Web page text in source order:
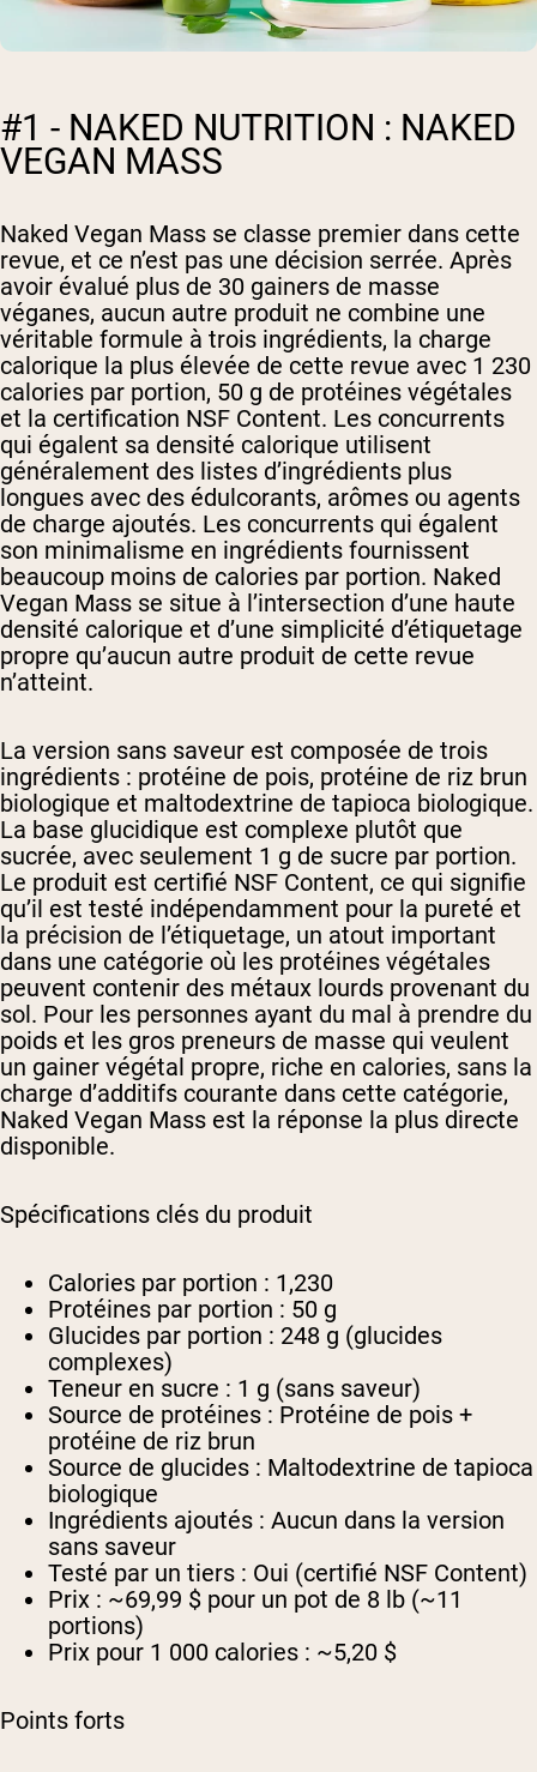
#1 - NAKED NUTRITION : NAKED
VEGAN MASS
Naked Vegan Mass se classe premier dans cette
revue, et ce n’est pas une décision serrée. Après
avoir évalué plus de 30 gainers de masse
véganes, aucun autre produit ne combine une
véritable formule à trois ingrédients, la charge
calorique la plus élevée de cette revue avec 1 230
calories par portion, 50 g de protéines végétales
et la certification NSF Content. Les concurrents
qui égalent sa densité calorique utilisent
généralement des listes d’ingrédients plus
longues avec des édulcorants, arômes ou agents
de charge ajoutés. Les concurrents qui égalent
son minimalisme en ingrédients fournissent
beaucoup moins de calories par portion. Naked
Vegan Mass se situe à l’intersection d’une haute
densité calorique et d’une simplicité d’étiquetage
propre qu’aucun autre produit de cette revue
n’atteint.
La version sans saveur est composée de trois
ingrédients : protéine de pois, protéine de riz brun
biologique et maltodextrine de tapioca biologique.
La base glucidique est complexe plutôt que
sucrée, avec seulement 1 g de sucre par portion.
Le produit est certifié NSF Content, ce qui signifie
qu’il est testé indépendamment pour la pureté et
la précision de l’étiquetage, un atout important
dans une catégorie où les protéines végétales
peuvent contenir des métaux lourds provenant du
sol. Pour les personnes ayant du mal à prendre du
poids et les gros preneurs de masse qui veulent
un gainer végétal propre, riche en calories, sans la
charge d’additifs courante dans cette catégorie,
Naked Vegan Mass est la réponse la plus directe
disponible.
Spécifications clés du produit
Calories par portion : 1,230
Protéines par portion : 50 g
Glucides par portion : 248 g (glucides
complexes)
Teneur en sucre : 1 g (sans saveur)
Source de protéines : Protéine de pois +
protéine de riz brun
Source de glucides : Maltodextrine de tapioca
biologique
Ingrédients ajoutés : Aucun dans la version
sans saveur
Testé par un tiers : Oui (certifié NSF Content)
Prix : ~69,99 $ pour un pot de 8 lb (~11
portions)
Prix pour 1 000 calories : ~5,20 $
Points forts